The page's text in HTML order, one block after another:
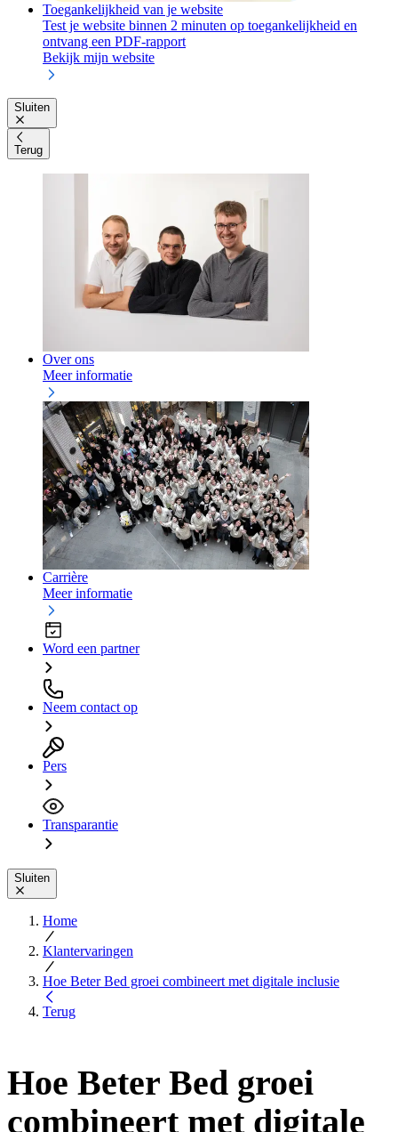
Toegankelijkheid van je website
Test je website binnen 2 minuten op toegankelijkheid en
ontvang een PDF-rapport
Bekijk mijn website
Sluiten
Terug
Over ons
Meer informatie
Carrière
Meer informatie
Word een partner
Neem contact op
Pers
Transparantie
Sluiten
Home
Klantervaringen
Hoe Beter Bed groei combineert met digitale inclusie
Terug
Hoe Beter Bed groei
combineert met digitale